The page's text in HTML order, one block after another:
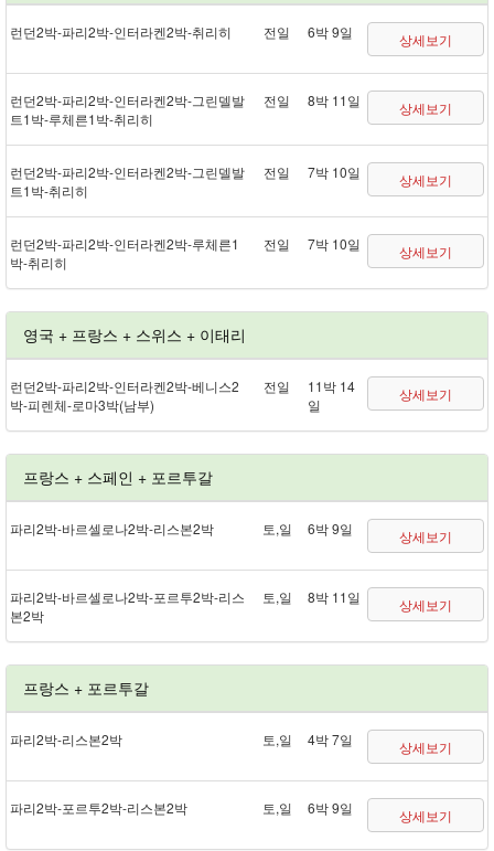
런던 2박 - 파리 2박 - 인터라켄 2박 - 취리히 전일 6박 9일 상세보기
런던 2박 - 파리 2박 - 인터라켄 2박 - 그린델발
트 1박 - 루체른 1박 - 취리히
전일 8박 11일 상세보기
런던 2박 - 파리 2박 - 인터라켄 2박 - 그린델발
트 1박 - 취리히
전일 7박 10일 상세보기
런던 2박 - 파리 2박 - 인터라켄 2박 - 루체른 1
박 - 취리히
전일 7박 10일 상세보기
영국 + 프랑스 + 스위스 + 이태리
런던 2박 - 파리 2박 - 인터라켄 2박 - 베니스 2
박 - 피렌체 - 로마 3박(남부)
전일
11박 14
일
상세보기
프랑스 + 스페인 + 포르투갈
파리 2박 - 바르셀로나 2박 - 리스본 2박 토,일 6박 9일 상세보기
파리 2박 - 바르셀로나 2박 - 포르투 2박 - 리스
본 2박
토,일 8박 11일 상세보기
프랑스 + 포르투갈
파리 2박 - 리스본 2박 토,일 4박 7일 상세보기
파리 2박 - 포르투 2박 - 리스본 2박 토,일 6박 9일 상세보기